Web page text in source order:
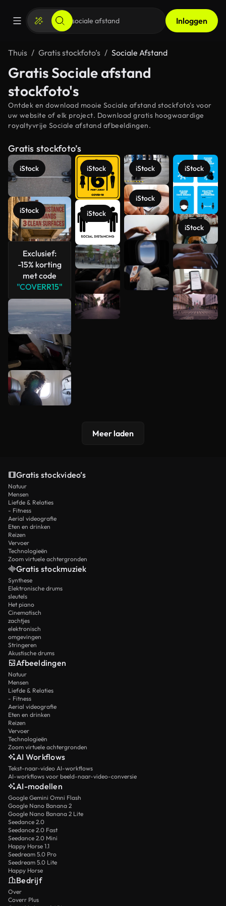
Inloggen
Thuis Gratis stockfoto’s Sociale Afstand
Gratis Sociale afstand
stockfoto's
Ontdek en download mooie Sociale afstand stockfoto's voor
uw website of elk project. Download gratis hoogwaardige
royaltyvrije Sociale afstand afbeeldingen.
Gratis stockfoto’s
iStock
iStock
Exclusief:
-15% korting
met code
"COVERR15"
iStock
iStock
iStock
iStock
iStock
iStock
Meer
bekijken
Meer laden
Gratis stockvideo’s
Natuur
Mensen
Liefde & Relaties
- Fitness
Aerial videografie
Eten en drinken
Reizen
Vervoer
Technologieën
Zoom virtuele achtergronden
Gratis stockmuziek
Synthese
Elektronische drums
sleutels
Het piano
Cinematisch
zachtjes
elektronisch
omgevingen
Stringeren
Akustische drums
Afbeeldingen
Natuur
Mensen
Liefde & Relaties
- Fitness
Aerial videografie
Eten en drinken
Reizen
Vervoer
Technologieën
Zoom virtuele achtergronden
AI Workflows
Tekst-naar-video AI-workflows
AI-workflows voor beeld-naar-video-conversie
AI-modellen
Google Gemini Omni Flash
Google Nano Banana 2
Google Nano Banana 2 Lite
Seedance 2.0
Seedance 2.0 Fast
Seedance 2.0 Mini
Happy Horse 1.1
Seedream 5.0 Pro
Seedream 5.0 Lite
Happy Horse
Bedrijf
Over
Coverr Plus